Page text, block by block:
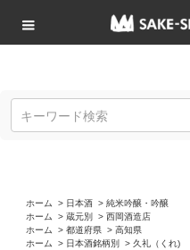
ホーム > 日本酒 > 純米吟醸・吟醸
ホーム
> 蔵元別 > 西岡酒造店
ホーム
> 都道府県 > 高知県
ホーム
> 日本酒銘柄別 > 久礼（くれ)